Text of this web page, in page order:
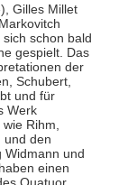
Gilles Millet
schon bald
gespielt. Das
der
Schubert,
und für
Werk
Rihm,
und den
Widmann und
einen